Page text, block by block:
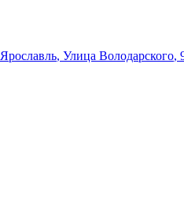
Ярославль, Улица Володарского,